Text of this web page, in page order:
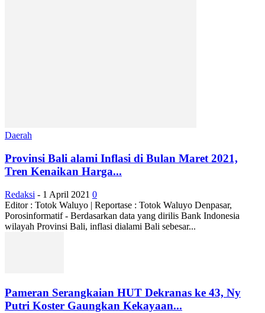
Daerah
Provinsi Bali alami Inflasi di Bulan Maret 2021,
Tren Kenaikan Harga...
Redaksi - 1 April 2021 0
Editor : Totok Waluyo | Reportase : Totok Waluyo Denpasar,
Porosinformatif - Berdasarkan data yang dirilis Bank Indonesia
wilayah Provinsi Bali, inflasi dialami Bali sebesar...
Pameran Serangkaian HUT Dekranas ke 43, Ny
Putri Koster Gaungkan Kekayaan...